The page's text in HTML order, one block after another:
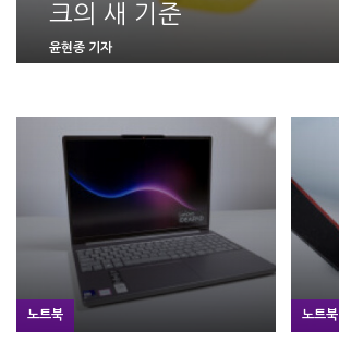
크의 새 기준
윤현종 기자
노트북 노트북